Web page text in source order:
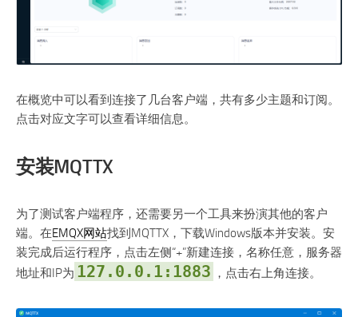
在概览中可以看到连接了几台客户端，共有多少主题和订阅。
点击对应文字可以查看详细信息。
安装MQTTX
为了测试客户端程序，还需要另一个工具来扮演其他的客户
端。在EMQX网站找到MQTTX，下载Windows版本并安装。安
装完成后运行程序，点击左侧“+”新建连接，名称任意，服务器
地址和IP为 127.0.0.1:1883 ，点击右上角连接。